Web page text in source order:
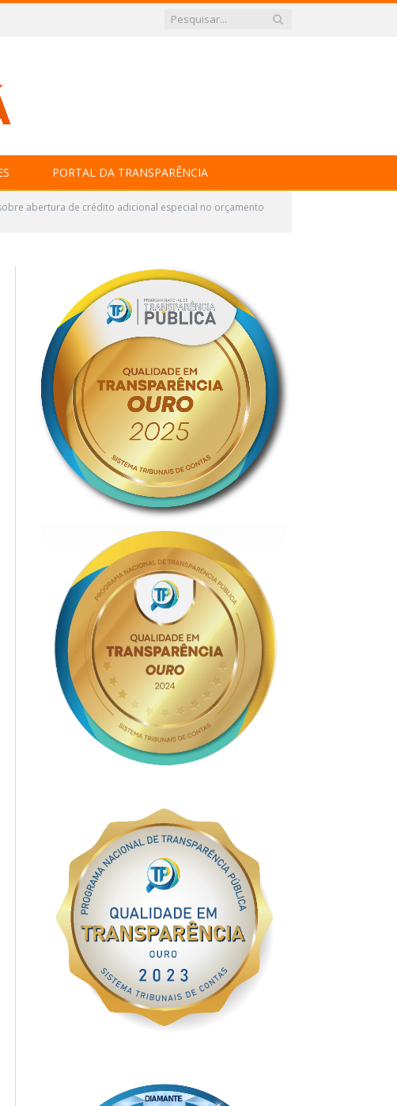
PORTAL DA TRANSPARÊNCIA
sobre abertura de crédito adicional especial no orçamento